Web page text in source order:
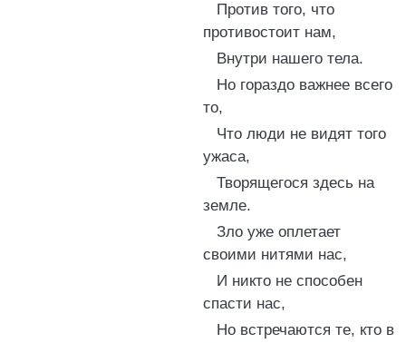
Против того, что
противостоит нам,
Внутри нашего тела.
Но гораздо важнее всего
то,
Что люди не видят того
ужаса,
Творящегося здесь на
земле.
Зло уже оплетает
своими нитями нас,
И никто не способен
спасти нас,
Но встречаются те, кто в